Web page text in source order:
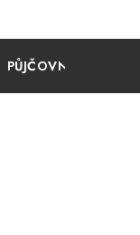
PŮJČOVNA